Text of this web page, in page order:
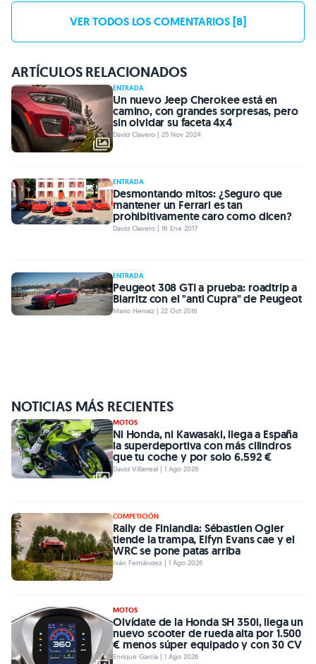
VER TODOS LOS COMENTARIOS [8]
ARTÍCULOS RELACIONADOS
ENTRADA
Un nuevo Jeep Cherokee está en
camino, con grandes sorpresas, pero
sin olvidar su faceta 4x4
David Clavero | 25 Nov 2024
ENTRADA
Desmontando mitos: ¿Seguro que
mantener un Ferrari es tan
prohibitivamente caro como dicen?
David Clavero | 16 Ene 2017
ENTRADA
Peugeot 308 GTI a prueba: roadtrip a
Biarritz con el "anti Cupra" de Peugeot
Mario Herraiz | 22 Oct 2016
NOTICIAS MÁS RECIENTES
MOTOS
Ni Honda, ni Kawasaki, llega a España
la superdeportiva con más cilindros
que tu coche y por solo 6.592 €
David Villarreal | 1 Ago 2026
COMPETICIÓN
Rally de Finlandia: Sébastien Ogier
tiende la trampa, Elfyn Evans cae y el
WRC se pone patas arriba
Iván Fernández | 1 Ago 2026
MOTOS
Olvídate de la Honda SH 350i, llega un
nuevo scooter de rueda alta por 1.500
€ menos súper equipado y con 30 CV
Enrique García | 1 Ago 2026